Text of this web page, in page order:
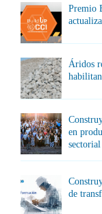
Premio
Áridos
en
sectorial
de